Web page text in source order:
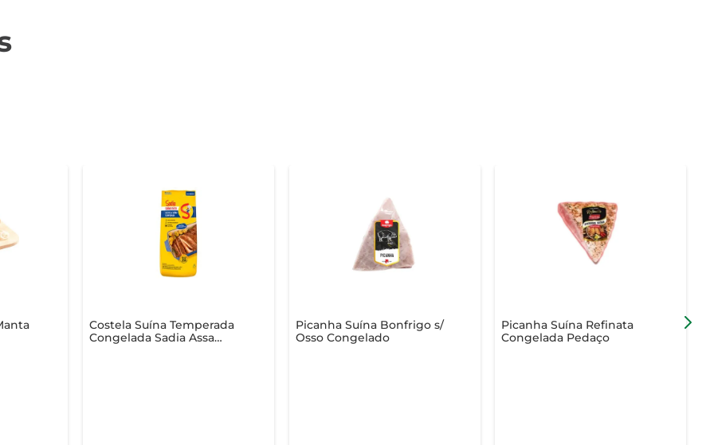
Você pode utilizá-lo em diversas receitas, desde um tradicional pernil assado com temperos caseiros até um
deseja ter um prato saboroso à disposição. Com um peso ideal para servir várias pessoas, é a escolha perfeita para
e descubra como esse produto pode transformar suas refeições em momentos especiais.
Costela Suína Temperada
Congelada Sadia Assa
Picanha Suína Bonfrigo s/
Osso Congelado
Picanha Suína Refinata
Congelada Pedaço